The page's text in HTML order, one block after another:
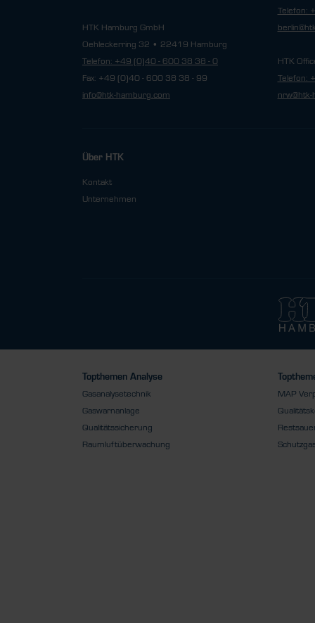
HTK Hamburg GmbH
Oehleckerring 32 • 22419 Hamburg
Telefon: +49 (0)40 - 600 38 38 - 0
Fax: +49 (0)40 - 600 38 38 - 99
info@htk-hamburg.com
Telefon:
HTK
Telefon:
Über HTK
Kontakt
Unternehmen
Topthemen Analyse
Gasanalysetechnik
Gaswarnanlage
Qualitätssicherung
Raumluftüberwachung
MAP